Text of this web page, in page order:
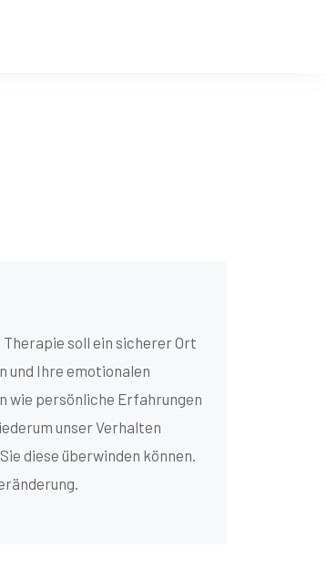
soll ein sicherer Ort
und Ihre emotionalen
wie persönliche Erfahrungen
unser Verhalten
diese überwinden können.